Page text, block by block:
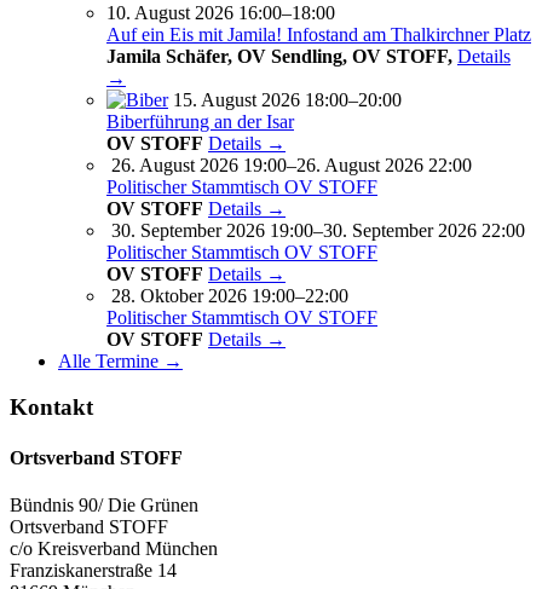
10. August 2026 16:00–18:00
Auf ein Eis mit Jamila! Infostand am Thalkirchner Platz
Jamila Schäfer, OV Sendling, OV STOFF, Details
→
15. August 2026 18:00–20:00
Biberführung an der Isar
OV STOFF Details →
26. August 2026 19:00–26. August 2026 22:00
Politischer Stammtisch OV STOFF
OV STOFF Details →
30. September 2026 19:00–30. September 2026 22:00
Politischer Stammtisch OV STOFF
OV STOFF Details →
28. Oktober 2026 19:00–22:00
Politischer Stammtisch OV STOFF
OV STOFF Details →
Alle Termine →
Kontakt
Ortsverband STOFF
Bündnis 90/ Die Grünen
Ortsverband STOFF
c/o Kreisverband München
Franziskanerstraße 14